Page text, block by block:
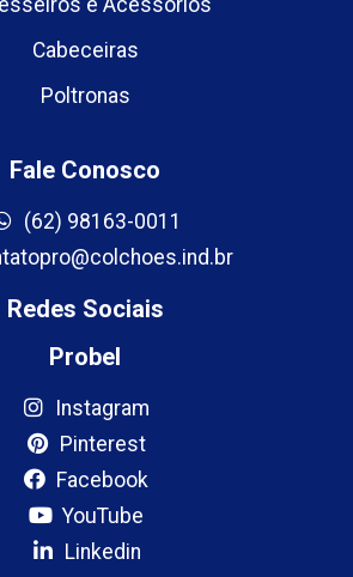
e Acessórios
Cabeceiras
Poltronas
Fale Conosco
(62) 98163-0011
Redes Sociais
Probel
Instagram
Pinterest
Facebook
YouTube
Linkedin